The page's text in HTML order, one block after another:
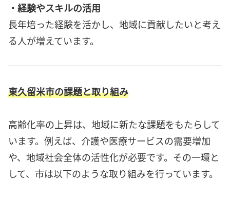
・経験やスキルの活用
長年培った経験を活かし、地域に貢献したいと考え
る人が増えています。
東久留米市の課題と取り組み
高齢化率の上昇は、地域に新たな課題をもたらして
います。例えば、介護や医療サービスの需要増加
や、地域社会全体の活性化が必要です。その一環と
して、市は以下のような取り組みを行っています。